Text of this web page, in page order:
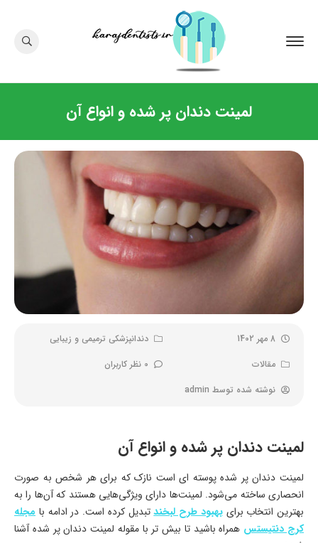
لمینت دندان پر شده و انواع آن
8 مهر 1402
دندانپزشکی ترمیمی و زیبایی
مقالات
0 نظر کاربران
نوشته شده توسط admin
لمینت دندان پر شده و انواع آن
لمینت دندان پر شده پوسته ای است نازک که برای هر شخص به صورت
انحصاری ساخته می‌شود. لمینت‌ها دارای ویژگی‌هایی هستند که آن‌ها را به
بهترین انتخاب برایبهبود طرح لبخندتبدیل کرده است. در ادامه با مجله
کرج دنتیستس همراه باشید تا بیش تر با مقوله لمینت دندان پر شده آشنا